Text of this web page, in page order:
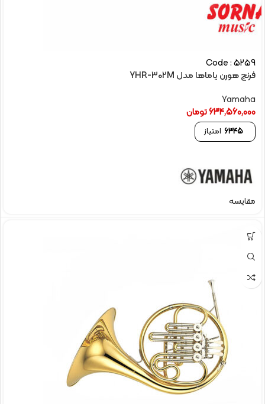
Code : 5259
فرنچ هورن یاماها مدل YHR-302M
Yamaha
634,560,000تومان
6345 امتیاز
مقایسه